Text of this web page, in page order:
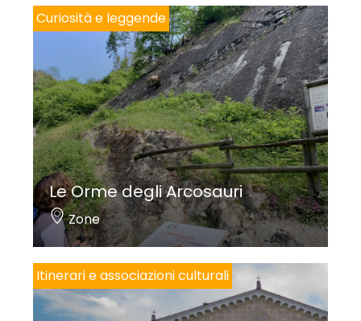
Curiosità e leggende
Le Orme degli Arcosauri
Zone
Itinerari e associazioni culturali